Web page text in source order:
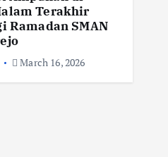
Terakhir
Ramadan SMAN
March 16, 2026